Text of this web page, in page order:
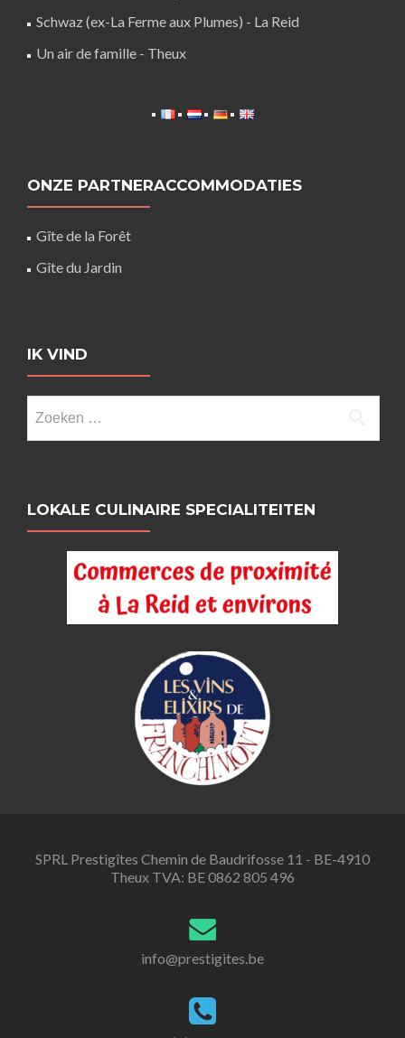
Schwaz (ex-La Ferme aux Plumes) - La Reid
Un air de famille - Theux
ONZE PARTNERACCOMMODATIES
Gîte de la Forêt
Gîte du Jardin
IK VIND
naar:
LOKALE CULINAIRE SPECIALITEITEN
SPRL Prestigîtes Chemin de Baudrifosse 11 - BE-4910
Theux TVA: BE 0862 805 496
info@prestigites.be